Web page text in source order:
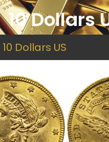
10 Dollars
10 Dollars US